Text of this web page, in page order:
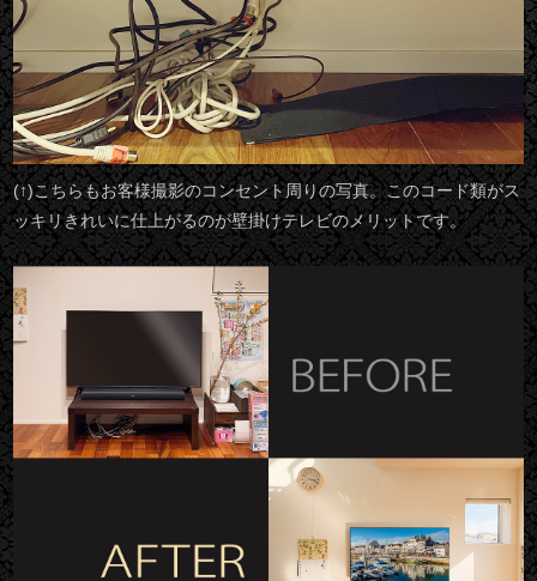
(↑)こちらもお客様撮影のコンセント周りの写真。このコード類がス
ッキリきれいに仕上がるのが壁掛けテレビのメリットです。